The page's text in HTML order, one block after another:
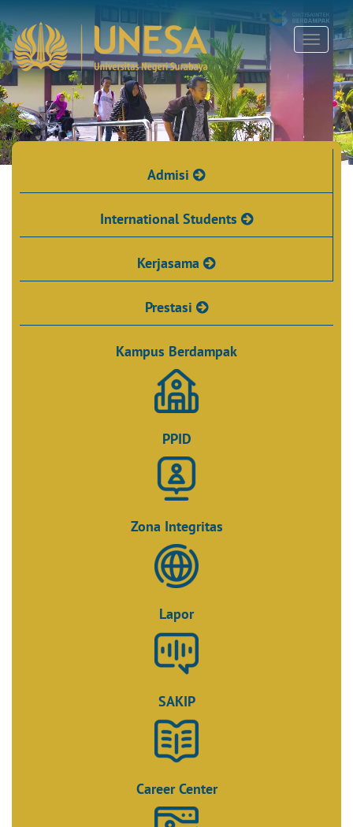
Admisi
International Students
Kerjasama
Prestasi
Kampus Berdampak
PPID
Zona Integritas
Lapor
SAKIP
Career Center